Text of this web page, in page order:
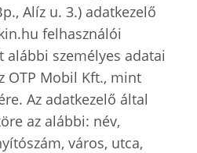
Alíz u. 3.) adatkezelő
felhasználói
alábbi személyes adatai
OTP Mobil Kft., mint
Az adatkezelő által
az alábbi: név,
város, utca,